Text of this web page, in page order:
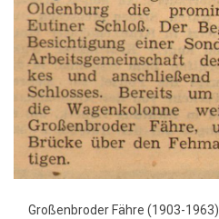
Großenbroder Fähre (1903-1963)